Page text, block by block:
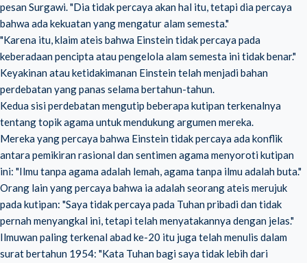
pesan Surgawi. "Dia tidak percaya akan hal itu, tetapi dia percaya
bahwa ada kekuatan yang mengatur alam semesta."
"Karena itu, klaim ateis bahwa Einstein tidak percaya pada
keberadaan pencipta atau pengelola alam semesta ini tidak benar."
Keyakinan atau ketidakimanan Einstein telah menjadi bahan
perdebatan yang panas selama bertahun-tahun.
Kedua sisi perdebatan mengutip beberapa kutipan terkenalnya
tentang topik agama untuk mendukung argumen mereka.
Mereka yang percaya bahwa Einstein tidak percaya ada konflik
antara pemikiran rasional dan sentimen agama menyoroti kutipan
ini: "Ilmu tanpa agama adalah lemah, agama tanpa ilmu adalah buta."
Orang lain yang percaya bahwa ia adalah seorang ateis merujuk
pada kutipan: "Saya tidak percaya pada Tuhan pribadi dan tidak
pernah menyangkal ini, tetapi telah menyatakannya dengan jelas."
Ilmuwan paling terkenal abad ke-20 itu juga telah menulis dalam
surat bertahun 1954: "Kata Tuhan bagi saya tidak lebih dari